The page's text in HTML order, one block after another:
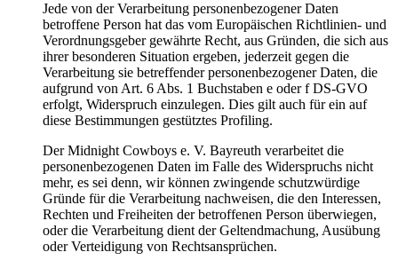
Jede von der Verarbeitung personenbezogener Daten
betroffene Person hat das vom Europäischen Richtlinien- und
Verordnungsgeber gewährte Recht, aus Gründen, die sich aus
ihrer besonderen Situation ergeben, jederzeit gegen die
Verarbeitung sie betreffender personenbezogener Daten, die
aufgrund von Art. 6 Abs. 1 Buchstaben e oder f DS-GVO
erfolgt, Widerspruch einzulegen. Dies gilt auch für ein auf
diese Bestimmungen gestütztes Profiling.
Der Midnight Cowboys e. V. Bayreuth verarbeitet die
personenbezogenen Daten im Falle des Widerspruchs nicht
mehr, es sei denn, wir können zwingende schutzwürdige
Gründe für die Verarbeitung nachweisen, die den Interessen,
Rechten und Freiheiten der betroffenen Person überwiegen,
oder die Verarbeitung dient der Geltendmachung, Ausübung
oder Verteidigung von Rechtsansprüchen.